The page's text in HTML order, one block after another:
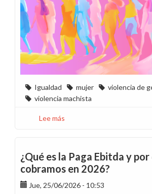
Igualdad mujer
violencia de
violencia machista
Lee más
25N
-
Junio
de
¿Qué es la Paga Ebitda y por
cobramos en 2026?
Jue, 25/06/2026 - 10:53